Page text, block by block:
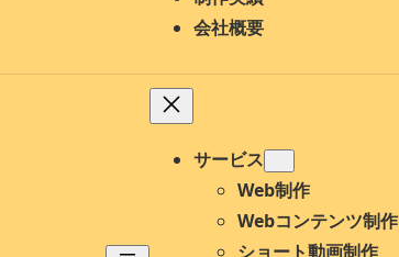
会社概要
サービス
Web制作
Webコンテンツ制作
ショート動画制作